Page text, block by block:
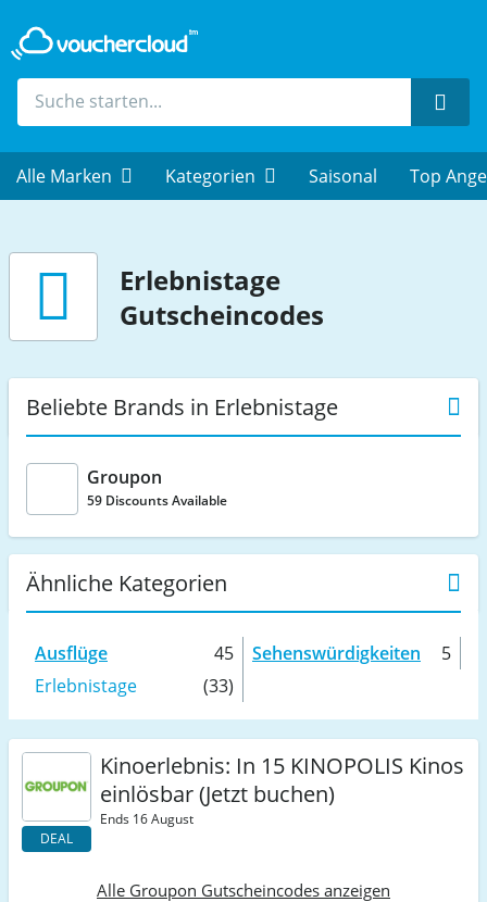
Alle Marken Kategorien Saisonal Top
Erlebnistage
Gutscheincodes
Beliebte Brands in Erlebnistage
Groupon
59 Discounts Available
Ähnliche Kategorien
Ausflüge 45 Sehenswürdigkeiten
5
Erlebnistage
(33)
DEAL
Kinoerlebnis: In 15 KINOPOLIS Kinos
einlösbar (Jetzt buchen)
Ends 16 August
Alle Groupon Gutscheincodes anzeigen